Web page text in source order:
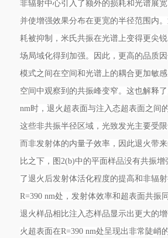
非辐射中心引入了额外的损耗和光谱展
并使增强效果分布在更宽的半径范围内
耗被抑制，米氏共振在光谱上变得更尖
场局域化得到加强。因此，更高的品质
模式之间在空间和光谱上的耦合更加敏
空间中观察到的共振峰变窄。这也解释
nm时，退火超表面与注入态超表面之间
这些非共振半径区域，光致发光主要受
而非发射体的内量子效率，因此退火带
比之下，图2(b)中的平面样品没有共振
了退火后发射体活化程度的提高和非辐
R=390 nm处，发射体效率和超表面共振
退火样品相比注入态样品显示出更大的
火超表面在R=390 nm处呈现出非常陡峭